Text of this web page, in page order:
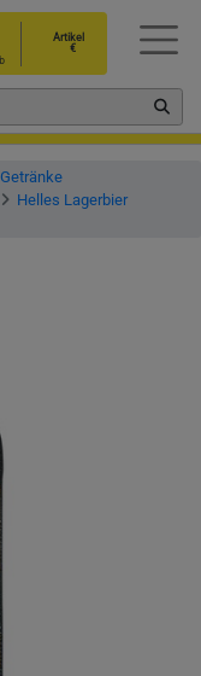
Artikel
€
Getränke
Helles Lagerbier